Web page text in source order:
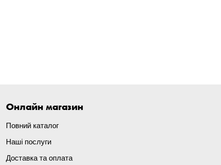
Онлайн магазин
Повний каталог
Наші послуги
Доставка та оплата